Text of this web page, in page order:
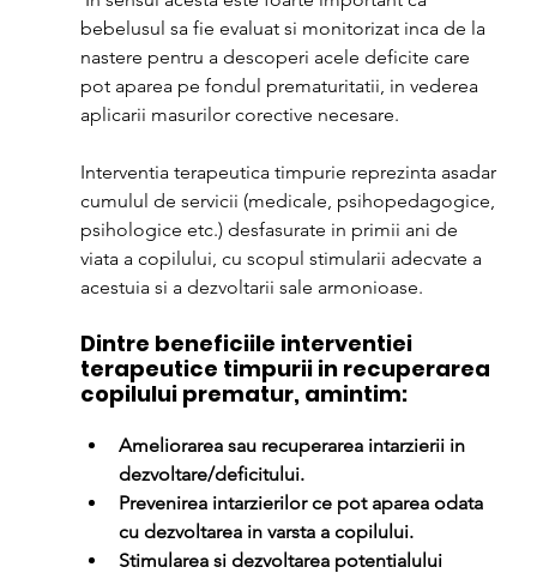
bebelusul sa fie evaluat si monitorizat inca de la
nastere pentru a descoperi acele deficite care
pot aparea pe fondul prematuritatii, in vederea
aplicarii masurilor corective necesare.
Interventia terapeutica timpurie reprezinta asadar
cumulul de servicii (medicale, psihopedagogice,
psihologice etc.) desfasurate in primii ani de
viata a copilului, cu scopul stimularii adecvate a
acestuia si a dezvoltarii sale armonioase.
Dintre beneficiile interventiei
terapeutice timpurii in recuperarea
copilului prematur, amintim:
Ameliorarea sau recuperarea intarzierii in
dezvoltare/deficitului.
Prevenirea intarzierilor ce pot aparea odata
cu dezvoltarea in varsta a copilului.
Stimularea si dezvoltarea potentialului